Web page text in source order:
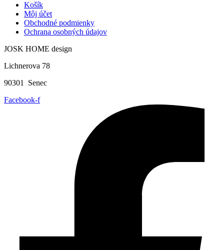
Košík
Môj účet
Obchodné podmienky
Ochrana osobných údajov
JOSK HOME design
Lichnerova 78
90301 Senec
Facebook-f